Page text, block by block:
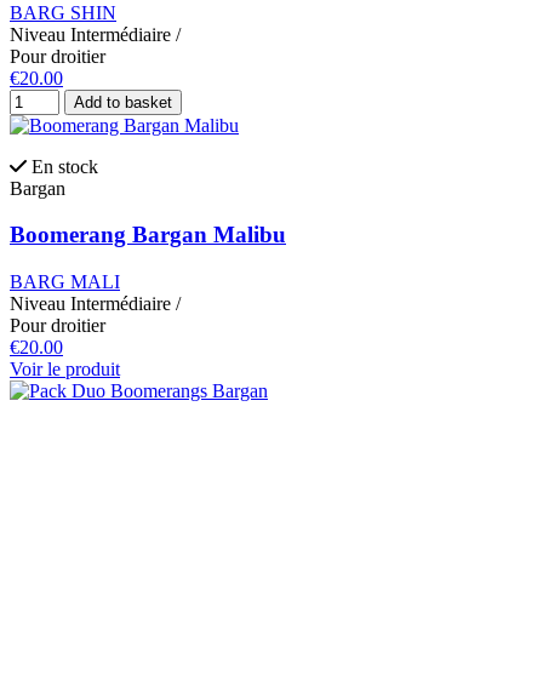
BARG SHIN
Niveau Intermédiaire /
Pour droitier
€20.00
Add to basket
En stock
Bargan
Boomerang Bargan Malibu
BARG MALI
Niveau Intermédiaire /
Pour droitier
€20.00
Voir le produit